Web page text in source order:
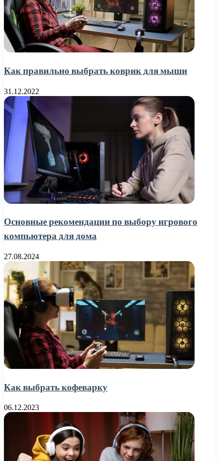
Как правильно выбрать коврик для мыши
31.12.2022
Основные рекомендации по выбору игрового
компьютера для дома
27.08.2024
Как выбрать кофеварку
06.12.2023